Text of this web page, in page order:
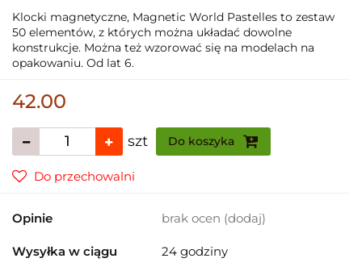
Klocki magnetyczne, Magnetic World Pastelles to zestaw
50 elementów, z których można układać dowolne
konstrukcje. Można też wzorować się na modelach na
opakowaniu. Od lat 6.
42.00
szt Do koszyka
Do przechowalni
Opinie brak ocen (dodaj)
Wysyłka w ciągu 24 godziny